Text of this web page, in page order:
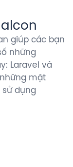
giúp các bạn
những
Laravel và
mặt
sử dụng